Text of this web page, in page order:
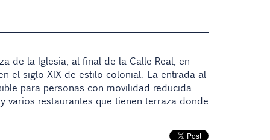
de la Iglesia, al final de la Calle Real, en
el siglo XIX de estilo colonial. La entrada al
para personas con movilidad reducida
varios restaurantes que tienen terraza donde